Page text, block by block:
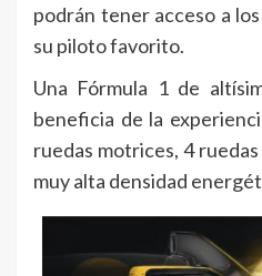
podrán tener acceso a
su piloto favorito.
Una Fórmula 1 de
beneficia de la
ruedas motrices, 4
muy alta densidad